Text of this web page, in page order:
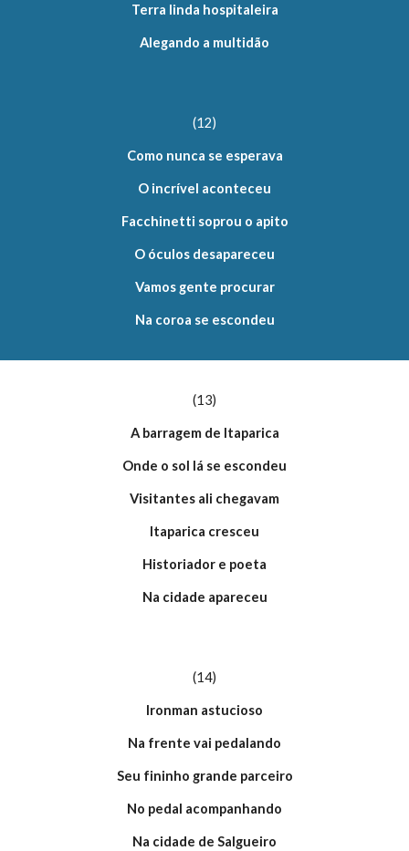
Terra linda hospitaleira
Alegando a multidão
(12)
Como nunca se esperava
O incrível aconteceu
Facchinetti soprou o apito
O óculos desapareceu
Vamos gente procurar
Na coroa se escondeu
(13)
A barragem de Itaparica
Onde o sol lá se escondeu
Visitantes ali chegavam
Itaparica cresceu
Historiador e poeta
Na cidade apareceu
(14)
Ironman astucioso
Na frente vai pedalando
Seu fininho grande parceiro
No pedal acompanhando
Na cidade de Salgueiro